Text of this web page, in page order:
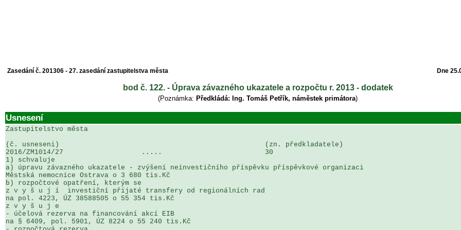
Zasedání č. 201306 - 27. zasedání zastupitelstva města Dne
bod č. 122. - Úprava závazného ukazatele a rozpočtu r. 2013 - dodatek
(Poznámka: Předkládá: Ing. Tomáš Petřík, náměstek primátora)
Usnesení
Zastupitelstvo města
(č. usneseni)                                                  (zn. předkladatele)
2016/ZM1014/27                   .....                         30
1) schvaluje
a) úpravu závazného ukazatele - zvýšení neinvestičního příspěvku příspěvkové organizaci
Městská nemocnice Ostrava o 3 680 tis.Kč
b) rozpočtové opatření, kterým se
z v y š u j í  investiční přijaté transfery od regionálních rad
na pol. 4223, ÚZ 38588505 o 55 354 tis.Kč
z v y š u j e
- účelová rezerva na financování akcí EIB
na § 6409, pol. 5901, ÚZ 8224 o 55 240 tis.Kč